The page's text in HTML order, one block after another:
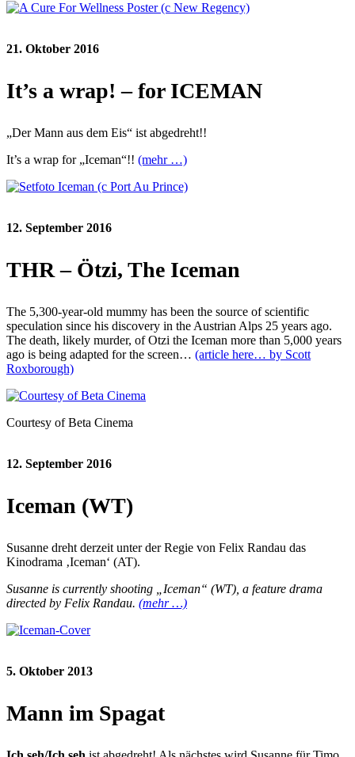
21. Oktober 2016
It’s a wrap! – for ICEMAN
„Der Mann aus dem Eis“ ist abgedreht!!
It’s a wrap for „Iceman“!! (mehr …)
12. September 2016
THR – Ötzi, The Iceman
The 5,300-year-old mummy has been the source of scientific
speculation since his discovery in the Austrian Alps 25 years ago.
The death, likely murder, of Otzi the Iceman more than 5,000 years
ago is being adapted for the screen… (article here… by Scott
Roxborough)
Courtesy of Beta Cinema
12. September 2016
Iceman (WT)
Susanne dreht derzeit unter der Regie von Felix Randau das
Kinodrama ‚Iceman‘ (AT).
Susanne is currently shooting „Iceman“ (WT), a feature drama
directed by Felix Randau. (mehr …)
5. Oktober 2013
Mann im Spagat